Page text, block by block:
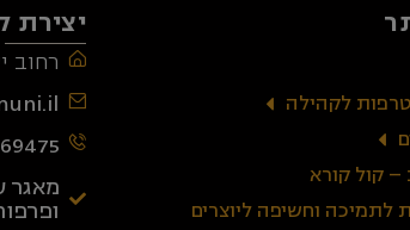
לקהילה
– קול קורא
לתמיכה וחשיפה ליוצרים
יצירת
רחוב יעל 9,
מאגר